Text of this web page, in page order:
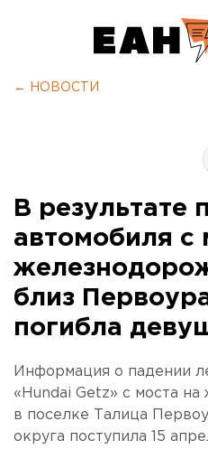
← НОВОСТИ
В результате
автомобиля с
близ
погибла
Информация о падении
«Hundai Getz» с моста
в поселке Талица
округа поступила 15